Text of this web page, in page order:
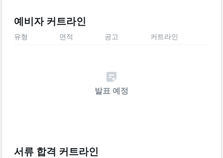
예비자 커트라인
유형 면적 공고 커트라인
발표 예정
서류 합격 커트라인